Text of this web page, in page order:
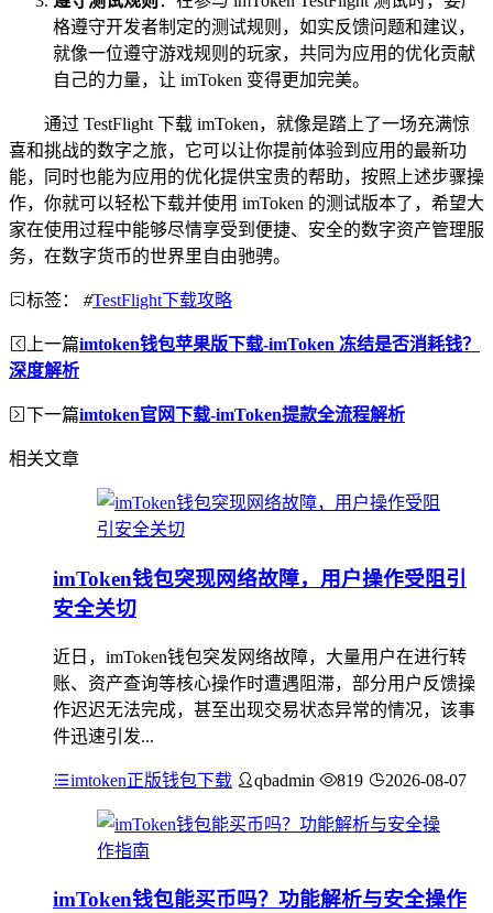
格遵守开发者制定的测试规则，如实反馈问题和建议，
就像一位遵守游戏规则的玩家，共同为应用的优化贡献
自己的力量，让 imToken 变得更加完美。
通过 TestFlight 下载 imToken，就像是踏上了一场充满惊
喜和挑战的数字之旅，它可以让你提前体验到应用的最新功
能，同时也能为应用的优化提供宝贵的帮助，按照上述步骤操
作，你就可以轻松下载并使用 imToken 的测试版本了，希望大
家在使用过程中能够尽情享受到便捷、安全的数字资产管理服
务，在数字货币的世界里自由驰骋。
标签： #TestFlight下载攻略
上一篇imtoken钱包苹果版下载-imToken 冻结是否消耗钱？
深度解析
下一篇imtoken官网下载-imToken提款全流程解析
相关文章
imToken钱包突现网络故障，用户操作受阻引
安全关切
近日，imToken钱包突发网络故障，大量用户在进行转
账、资产查询等核心操作时遭遇阻滞，部分用户反馈操
作迟迟无法完成，甚至出现交易状态异常的情况，该事
件迅速引发...
imtoken正版钱包下载 qbadmin 819 2026-08-07
imToken钱包能买币吗？功能解析与安全操作